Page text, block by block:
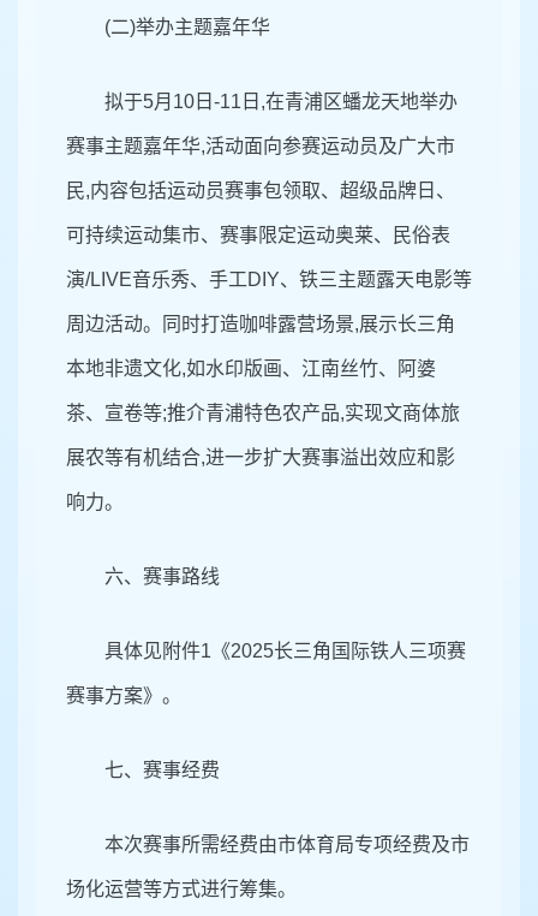
(二)举办主题嘉年华
拟于5月10日-11日,在青浦区蟠龙天地举办
赛事主题嘉年华,活动面向参赛运动员及广大市
民,内容包括运动员赛事包领取、超级品牌日、
可持续运动集市、赛事限定运动奥莱、民俗表
演/LIVE音乐秀、手工DIY、铁三主题露天电影等
周边活动。同时打造咖啡露营场景,展示长三角
本地非遗文化,如水印版画、江南丝竹、阿婆
茶、宣卷等;推介青浦特色农产品,实现文商体旅
展农等有机结合,进一步扩大赛事溢出效应和影
响力。
六、赛事路线
具体见附件1《2025长三角国际铁人三项赛
赛事方案》。
七、赛事经费
本次赛事所需经费由市体育局专项经费及市
场化运营等方式进行筹集。